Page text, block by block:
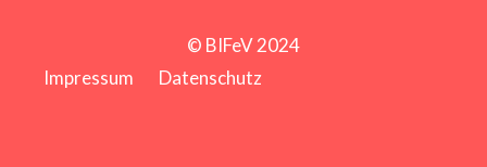
© BIFeV 2024
Impressum
Datenschutz